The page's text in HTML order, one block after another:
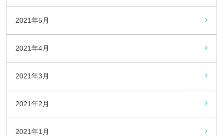
2021年5月
2021年4月
2021年3月
2021年2月
2021年1月